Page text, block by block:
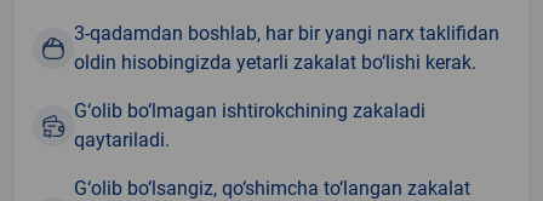
3-qadamdan boshlab, har bir yangi narx taklifidan
oldin hisobingizda yetarli zakalat bo‘lishi kerak.
G‘olib bo‘lmagan ishtirokchining zakaladi
qaytariladi.
G‘olib bo‘lsangiz, qo‘shimcha to‘langan zakalat